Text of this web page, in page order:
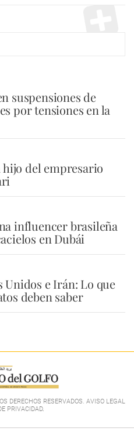
suspensiones de
por tensiones en la
hijo del empresario
influencer brasileña
en Dubái
e Irán: Lo que
deben saber
DERECHOS RESERVADOS. AVISO LEGAL
PRIVACIDAD.